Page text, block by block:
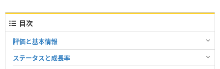
目次
評価と基本情報
ステータスと成長率